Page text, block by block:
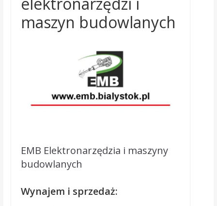
maszyn budowlanych
EMB Elektronarzędzia i maszyny
budowlanych
Wynajem i sprzedaż: